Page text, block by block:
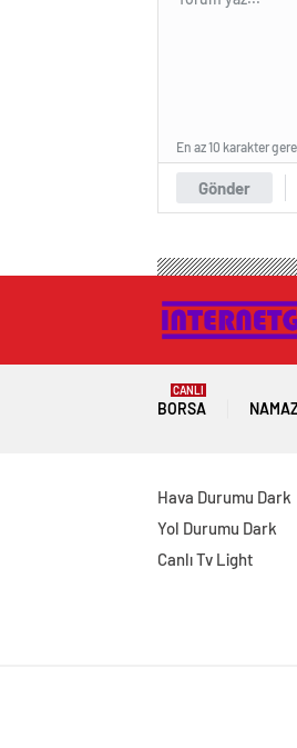
Gönder
En az 10 karakter
BORSA
CANLI
Hava Durumu Dark
Yol Durumu Dark
Canlı Tv Light